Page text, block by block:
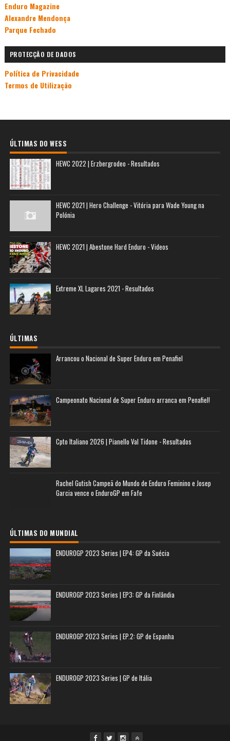
Enduro Magazine
Alexandre Mendonça
Parque Fechado
PROTECÇÃO DE DADOS
Política de Privacidade
Termos de Utilização
ÚLTIMAS DO WESS
HEWC 2022 | Erzbergrodeo - Resultados
HEWC 2021 | Hero Challenge - Vitória para Wade Young na
Polónia
HEWC 2021 | Abestone Hard Enduro - Videos
Extreme XL Lagares 2021 - Resultados
ÚLTIMAS
Arrancou o Nacional de Super Enduro em Penafiel
Campeonato Nacional de Super Enduro arranca em Penafiel!
Cpto Italiano 2026 | Pianello Val Tidone - Resultados
Rachel Gutish Campeã do Mundo de Enduro Feminino e Josep
Garcia vence o EnduroGP em Fafe
ÚLTIMAS DO MUNDIAL
ENDUROGP 2023 Series | EP4: GP da Suécia
ENDUROGP 2023 Series | EP3: GP da Finlândia
ENDUROGP 2023 Series | EP.2: GP de Espanha
ENDUROGP 2023 Series | GP de Itália